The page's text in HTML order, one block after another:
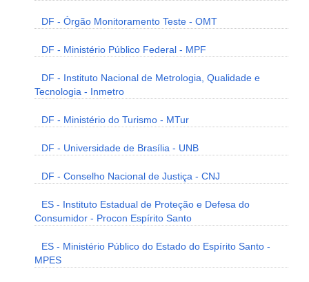
DF - Órgão Monitoramento Teste - OMT
DF - Ministério Público Federal - MPF
DF - Instituto Nacional de Metrologia, Qualidade e
Tecnologia - Inmetro
DF - Ministério do Turismo - MTur
DF - Universidade de Brasília - UNB
DF - Conselho Nacional de Justiça - CNJ
ES - Instituto Estadual de Proteção e Defesa do
Consumidor - Procon Espírito Santo
ES - Ministério Público do Estado do Espírito Santo -
MPES